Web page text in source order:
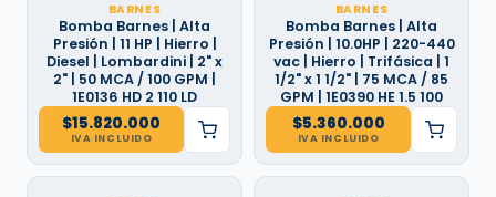
BARNES
Bomba Barnes | Alta
Presión | 11 HP | Hierro |
Diesel | Lombardini | 2" x
2" | 50 MCA / 100 GPM |
1E0136 HD 2 110 LD
$15.820.000
IVA INCLUIDO
BARNES
Bomba Barnes | Alta
Presión | 10.0HP | 220-440
vac | Hierro | Trifásica | 1
1/2" x 1 1/2" | 75 MCA / 85
GPM | 1E0390 HE 1.5 100
$5.360.000
IVA INCLUIDO